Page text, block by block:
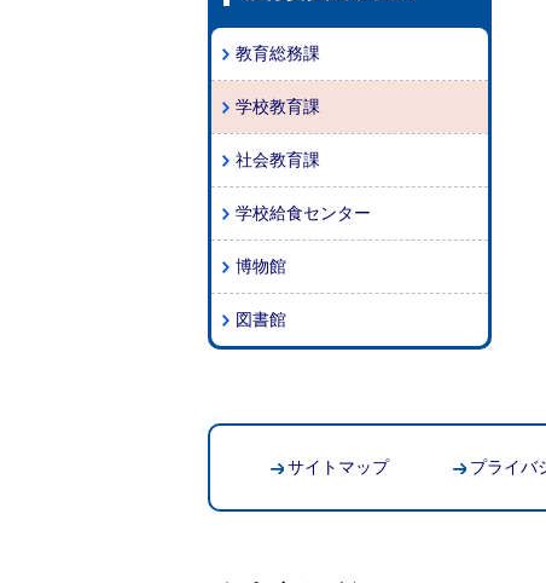
教育総務課
学校教育課
社会教育課
学校給食センター
博物館
図書館
サイトマップ プライバ